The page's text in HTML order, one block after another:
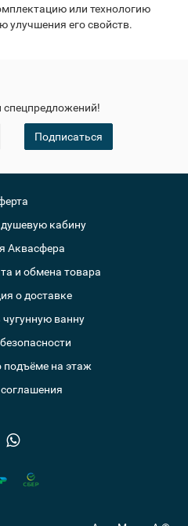
или технологию
улучшения его свойств.
спецпредложений!
Подписаться
кабину
Аквасфера
и обмена товара
о доставке
ванну
на этаж